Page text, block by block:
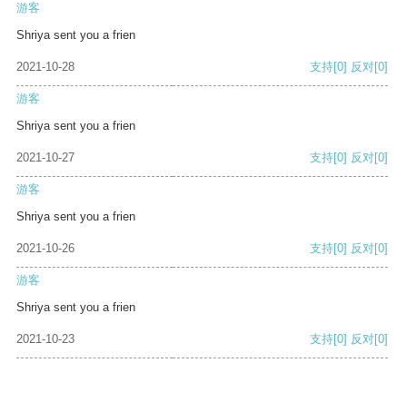
游客
Shriya sent you a frien
2021-10-28 支持[0] 反对[0]
游客
Shriya sent you a frien
2021-10-27 支持[0] 反对[0]
游客
Shriya sent you a frien
2021-10-26 支持[0] 反对[0]
游客
Shriya sent you a frien
2021-10-23 支持[0] 反对[0]